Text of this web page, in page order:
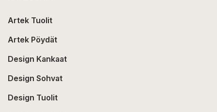
Artek Tuolit
Artek Pöydät
Design Kankaat
Design Sohvat
Design Tuolit